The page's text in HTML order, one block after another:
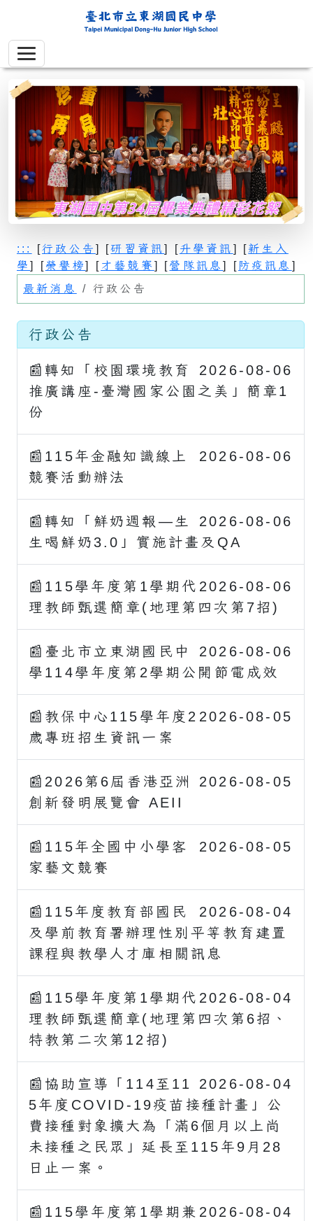
::: [行政公告 ] [研習資訊] [升學資訊 ] [新生入
學] [榮譽榜] [ 才藝競賽 ] [營隊訊息] [ 防疫訊息 ]
最新消息
行政公告
行政公告
2026-08-06
📰轉知「校園環境教育
推廣講座-臺灣國家公園之美」簡章1
份
2026-08-06
📰115年金融知識線上
競賽活動辦法
2026-08-06
📰轉知「鮮奶週報—生
生喝鮮奶3.0」實施計畫及QA
2026-08-06
📰115學年度第1學期代
理教師甄選簡章(地理第四次第7招)
2026-08-06
📰臺北市立東湖國民中
學114學年度第2學期公開節電成效
2026-08-05
📰教保中心115學年度2
歲專班招生資訊一案
2026-08-05
📰2026第6屆香港亞洲
創新發明展覽會 AEII
2026-08-05
📰115年全國中小學客
家藝文競賽
2026-08-04
📰115年度教育部國民
及學前教育署辦理性別平等教育建置
課程與教學人才庫相關訊息
2026-08-04
📰115學年度第1學期代
理教師甄選簡章(地理第四次第6招、
特教第二次第12招)
2026-08-04
📰協助宣導「114至11
5年度COVID-19疫苗接種計畫」公
費接種對象擴大為「滿6個月以上尚
未接種之民眾」延長至115年9月28
日止一案。
2026-08-04
📰115學年度第1學期兼